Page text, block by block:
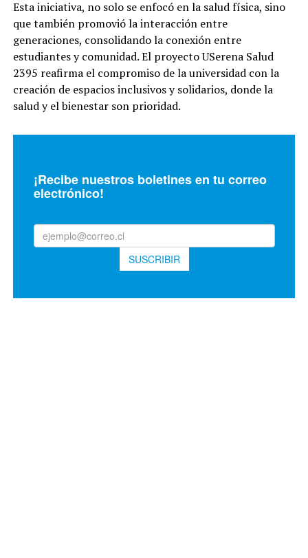
Esta iniciativa, no solo se enfocó en la salud física, sino
que también promovió la interacción entre
generaciones, consolidando la conexión entre
estudiantes y comunidad. El proyecto USerena Salud
2395 reafirma el compromiso de la universidad con la
creación de espacios inclusivos y solidarios, donde la
salud y el bienestar son prioridad.